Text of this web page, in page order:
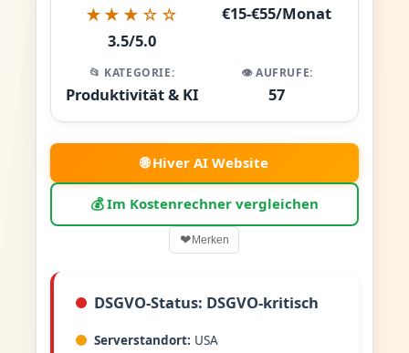
★★★☆☆
3.5/5.0
€15-€55/Monat
📂 KATEGORIE:
Produktivität & KI
👁️ AUFRUFE:
57
🌐 Hiver AI Website
💰 Im Kostenrechner vergleichen
❤Merken
DSGVO-Status: DSGVO-kritisch
Serverstandort: USA